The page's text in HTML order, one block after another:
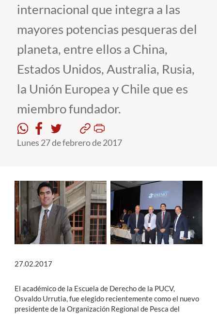
Pregrado
Formación Continua
Estudiantes
Académicos
Funcionarios
Alumni
internacional que integra a las
mayores potencias pesqueras del
planeta, entre ellos a China,
Estados Unidos, Australia, Rusia,
la Unión Europea y Chile que es
miembro fundador.
Lunes 27 de febrero de 2017
27.02.2017
El académico de la Escuela de Derecho de la PUCV,
Osvaldo Urrutia, fue elegido recientemente como el nuevo
presidente de la Organización Regional de Pesca del